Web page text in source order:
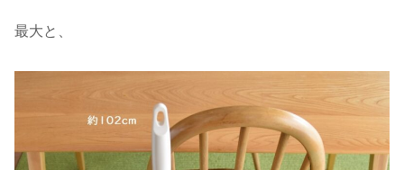
最大と、